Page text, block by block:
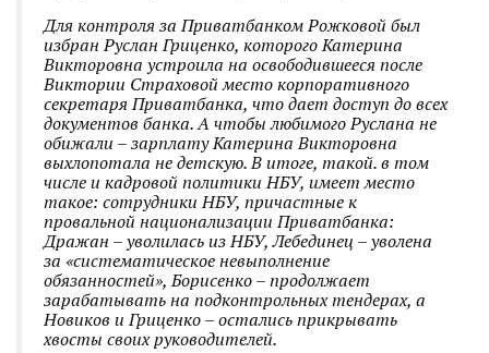
Для контроля за Приватбанком Рожковой был
избран Руслан Гриценко, которого Катерина
Викторовна устроила на освободившееся после
Виктории Страховой место корпоративного
секретаря Приватбанка, что дает доступ до всех
документов банка. А чтобы любимого Руслана не
обижали – зарплату Катерина Викторовна
выхлопотала не детскую. В итоге, такой. в том
числе и кадровой политики НБУ, имеет место
такое: сотрудники НБУ, причастные к
провальной национализации Приватбанка:
Дражан –уволилась из НБУ, Лебединец – уволена
за «систематическое невыполнение
обязанностей», Борисенко – продолжает
зарабатывать на подконтрольных тендерах, а
Новиков и Гриценко – остались прикрывать
хвосты своих руководителей.